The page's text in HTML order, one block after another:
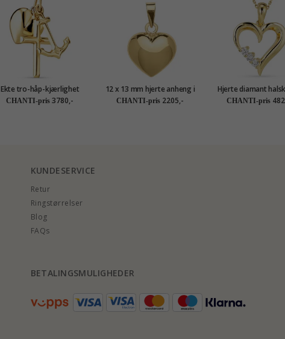
Ekte tro-håp-kjærlighet
anheng i 9 karat gull -
Amoré
CHANTI-pris 3780,-
12 x 13 mm hjerte anheng i
8 karat - Amoré
CHANTI-pris 2205,-
Hjerte diamant
forgylt sølv med
karat - Gold
CHANTI-pris
KUNDESERVICE
Retur
Ringstørrelser
Blog
FAQs
BETALINGSMULIGHEDER